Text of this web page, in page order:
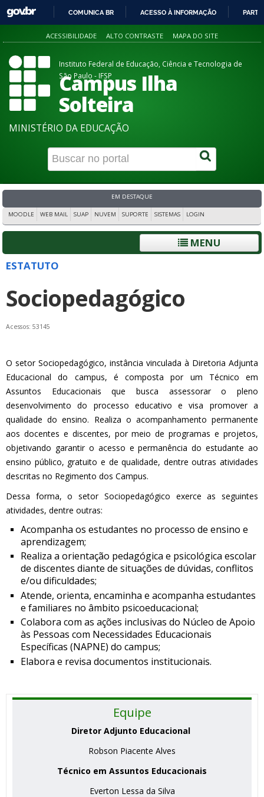
PARA
CONTEÚDO
COMUNICA BR ACESSO À INFORMAÇÃO
ACESSIBILIDADE ALTO CONTRASTE MAPA DO SITE
Instituto Federal de Educação, Ciência e Tecnologia de
São Paulo - IFSP
Campus Ilha
Solteira
MINISTÉRIO DA EDUCAÇÃO
EM DESTAQUE
MOODLE WEB MAIL SUAP NUVEM SUPORTE SISTEMAS LOGIN
MENU
ESTATUTO
Sociopedagógico
Acessos: 53145
O setor Sociopedagógico, instância vinculada à Diretoria Adjunta
Educacional do campus, é composta por um Técnico em
Assuntos Educacionais que busca assessorar o pleno
desenvolvimento do processo educativo e visa promover a
qualidade do ensino. Realiza o acompanhamento permanente
aos docentes e discentes, por meio de programas e projetos,
objetivando garantir o acesso e permanência do estudante ao
ensino público, gratuito e de qualidade, dentre outras atividades
descritas no Regimento dos Campus.
Dessa forma, o setor Sociopedagógico exerce as seguintes
atividades, dentre outras:
Acompanha os estudantes no processo de ensino e
aprendizagem;
Realiza a orientação pedagógica e psicológica escolar
de discentes diante de situações de dúvidas, conflitos
e/ou dificuldades;
Atende, orienta, encaminha e acompanha estudantes
e familiares no âmbito psicoeducacional;
Colabora com as ações inclusivas do Núcleo de Apoio
às Pessoas com Necessidades Educacionais
Específicas (NAPNE) do campus;
Elabora e revisa documentos institucionais.
Equipe
Diretor Adjunto Educacional
Robson Piacente Alves
Técnico em Assuntos Educacionais
Everton Lessa da Silva